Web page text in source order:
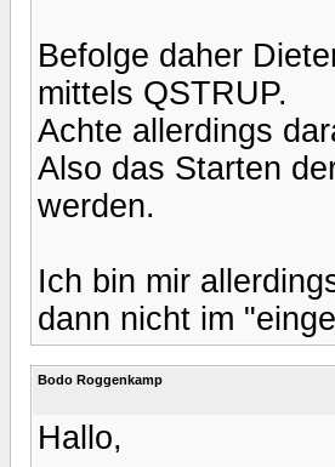
Befolge daher
mittels QSTRUP.
Achte allerdings
Also das Starten
werden.
Ich bin mir
dann nicht im
Bodo Roggenkamp
Hallo,